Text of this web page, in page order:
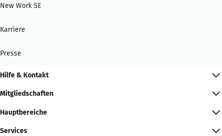
New Work SE
Karriere
Presse
Hilfe & Kontakt
Mitgliedschaften
Hauptbereiche
Services